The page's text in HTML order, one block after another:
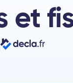
et